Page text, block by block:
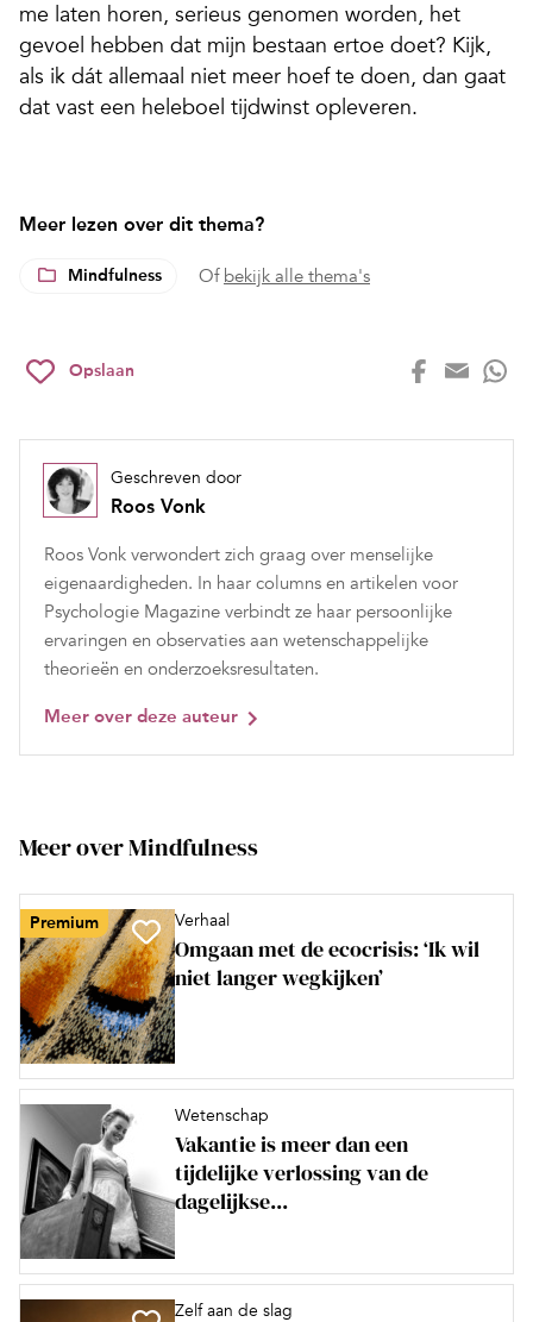
me laten horen, serieus genomen worden, het
gevoel hebben dat mijn bestaan ertoe doet? Kijk,
als ik dát allemaal niet meer hoef te doen, dan gaat
dat vast een heleboel tijdwinst opleveren.
Meer lezen over dit thema?
Mindfulness Of bekijk alle thema's
Opslaan
Geschreven door
Roos Vonk
Roos Vonk verwondert zich graag over menselijke
eigenaardigheden. In haar columns en artikelen voor
Psychologie Magazine verbindt ze haar persoonlijke
ervaringen en observaties aan wetenschappelijke
theorieën en onderzoeksresultaten.
Meer over deze auteur
Meer over Mindfulness
Premium Verhaal
Omgaan met de ecocrisis: ‘Ik wil
niet langer wegkijken’
Wetenschap
Vakantie is meer dan een
tijdelijke verlossing van de
dagelijkse...
Zelf aan de slag